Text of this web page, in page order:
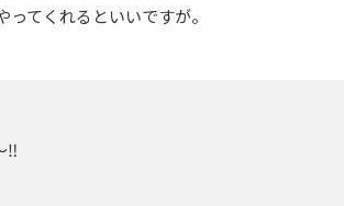
てくれるといいですが。
‼️